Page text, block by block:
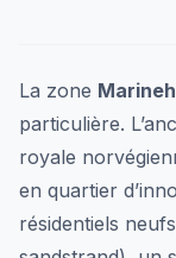
La zone
particulière.
royale
en quartier
résidentiels